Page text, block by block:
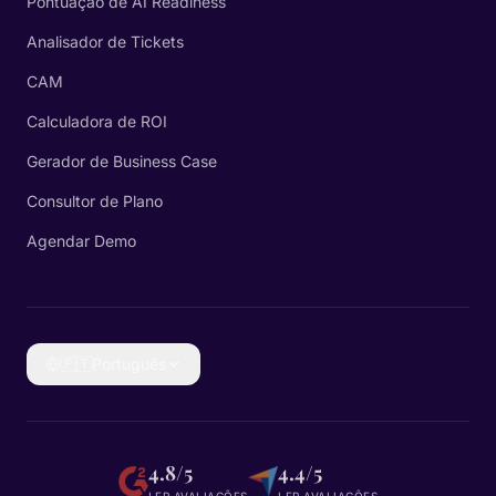
Analisador de Tickets
CAM
Calculadora de ROI
Gerador de Business Case
Consultor de Plano
Agendar Demo
4.8/5 4.4/5